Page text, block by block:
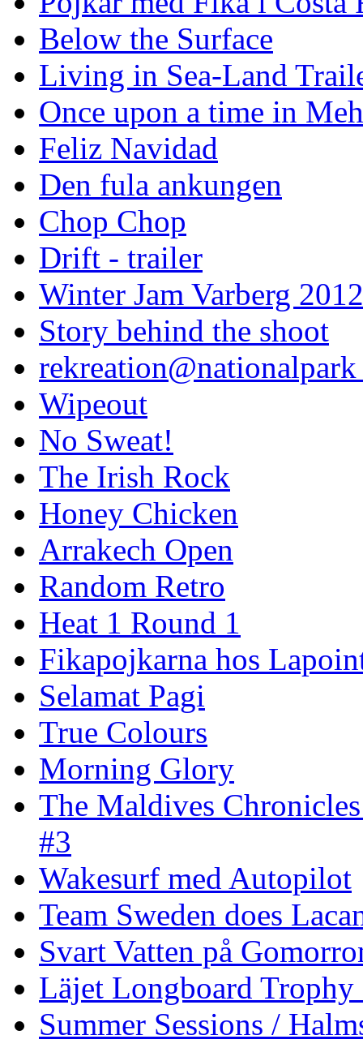
Below the Surface
Living in Sea-Land
Once upon a time in
Feliz Navidad
Den fula ankungen
Chop Chop
Drift - trailer
Winter Jam Varberg 2012
Story behind the shoot
rekreation@nationalpark
Wipeout
No Sweat!
The Irish Rock
Honey Chicken
Arrakech Open
Random Retro
Heat 1 Round 1
Fikapojkarna hos
Selamat Pagi
True Colours
Morning Glory
The Maldives
#3
Wakesurf med Autopilot
Team Sweden does
Svart Vatten på
Läjet Longboard
Summer Sessions /